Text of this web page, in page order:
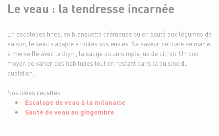
Le veau : la tendresse incarnée
En escalopes fines, en blanquette crémeuse ou en sauté aux légumes de
saison, le veau s’adapte à toutes vos envies. Sa saveur délicate se marie
à merveille avec le thym, la sauge ou un simple jus de citron. Un bon
moyen de varier des habitudes tout en restant dans la cuisine du
quotidien.
Nos idées recettes :
Escalope de veau à la milanaise
Sauté de veau au gingembre